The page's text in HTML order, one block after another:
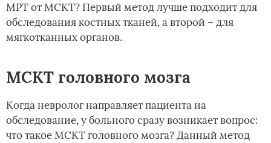
МРТ от МСКТ? Первый метод лучше подходит для
обследования костных тканей, а второй – для
мягкотканных органов.
МСКТ головного мозга
Когда невролог направляет пациента на
обследование, у больного сразу возникает вопрос:
что такое МСКТ головного мозга? Данный метод